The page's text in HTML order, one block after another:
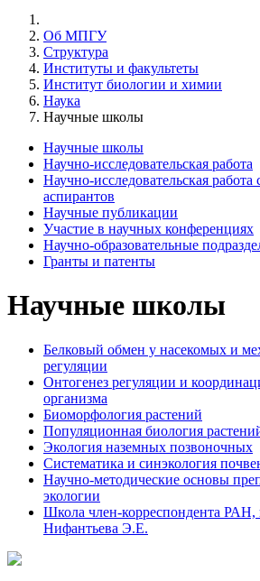
Об МПГУ
Структура
Институты и факультеты
Институт биологии и химии
Наука
Научные школы
Научные школы
Научно-исследовательская работа
Научно-исследовательская работа
аспирантов
Научные публикации
Участие в научных конференциях
Научно-образовательные
Гранты и патенты
Научные школы
Белковый обмен у насекомых и
регуляции
Онтогенез регуляции и
организма
Биоморфология растений
Популяционная биология
Экология наземных позвоночных
Систематика и синэкология
Научно-методические основы
экологии
Школа член-корреспондента РАН,
Нифантьева Э.Е.